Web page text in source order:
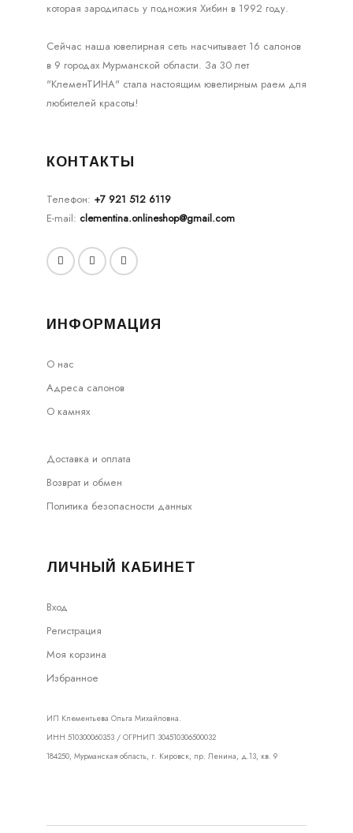
которая зародилась у подножия Хибин в 1992 году.
Сейчас наша ювелирная сеть насчитывает 16 салонов
в 9 городах Мурманской области. За 30 лет
"КлеменТИНА" стала настоящим ювелирным раем для
любителей красоты!
КОНТАКТЫ
Телефон: +7 921 512 6119
E-mail: clementina.onlineshop@gmail.com
ИНФОРМАЦИЯ
О нас
Адреса салонов
О камнях
Доставка и оплата
Возврат и обмен
Политика безопасности данных
ЛИЧНЫЙ КАБИНЕТ
Вход
Регистрация
Моя корзина
Избранное
ИП Клементьева Ольга Михайловна.
ИНН 510300060353 / ОГРНИП 304510306500032
184250, Мурманская область, г. Кировск, пр. Ленина, д.13, кв. 9